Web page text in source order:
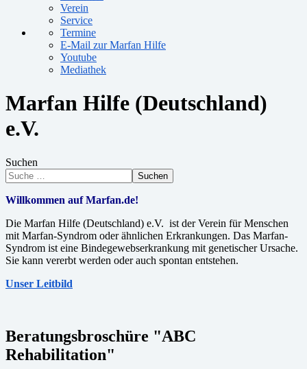
Verein
Service
Termine
E-Mail zur Marfan Hilfe
Youtube
Mediathek
Marfan Hilfe (Deutschland)
e.V.
Suchen
Suchen
Willkommen auf Marfan.de!
Die Marfan Hilfe (Deutschland) e.V. ist der Verein für Menschen
mit Marfan-Syndrom oder ähnlichen Erkrankungen. Das Marfan-
Syndrom ist eine Bindegewebserkrankung mit genetischer Ursache.
Sie kann vererbt werden oder auch spontan entstehen.
Unser Leitbild
Beratungsbroschüre "ABC
Rehabilitation"